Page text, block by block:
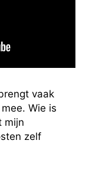
vaak
Wie is
mijn
zelf